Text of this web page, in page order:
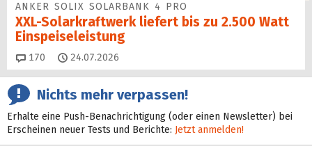
ANKER SOLIX SOLARBANK 4 PRO
XXL-Solarkraftwerk liefert bis zu 2.500 Watt
Einspeise­leistung
170 Kommentare
24.07.2026
Nichts mehr verpassen!
Erhalte eine Push-Benachrichtigung (oder einen Newsletter) bei
Erscheinen neuer Tests und Berichte: Jetzt anmelden!